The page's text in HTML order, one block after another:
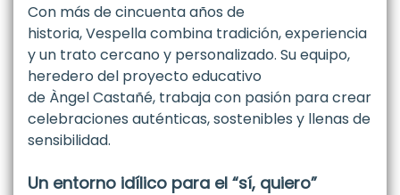
Con más de cincuenta años de
historia, Vespella combina tradición, experiencia
y un trato cercano y personalizado. Su equipo,
heredero del proyecto educativo
de Àngel Castañé, trabaja con pasión para crear
celebraciones auténticas, sostenibles y llenas de
sensibilidad.
Un entorno idílico para el “sí, quiero”